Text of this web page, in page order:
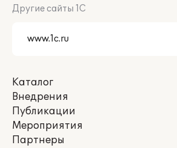
Другие сайты 1С
Каталог
Внедрения
Публикации
Мероприятия
Партнеры